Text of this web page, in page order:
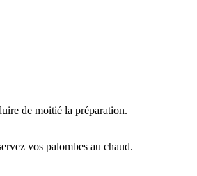
de moitié la préparation.
vos palombes au chaud.